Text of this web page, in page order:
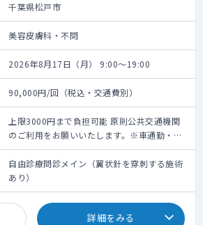
千葉県松戸市
美容皮膚科・不問
2026年8月17日（月） 9:00～19:00
90,000円/回（税込・交通費別）
上限3000円まで負担可能 原則公共交通機関
のご利用をお願いいたします。※車通勤・タ
クシー利用要相談
自由診療問診メイン（翼状針を穿刺する施術
あり）
詳細をみる